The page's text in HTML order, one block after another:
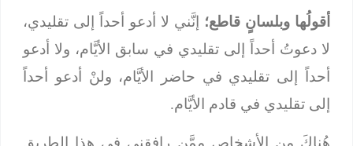
أقولُها وبلسانٍ قاطع؛إنَّني لا أدعو أحداً إلى تقليدي،
لا دعوتُ أحداً إلى تقليدي في سابق الأيَّام، ولا أدعو
أحداً إلى تقليدي في حاضر الأيَّام، ولنْ أدعو أحداً
إلى تقليدي في قادم الأيَّام.